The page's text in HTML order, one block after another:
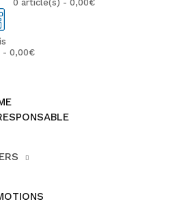
0 article(s) - 0,00€
- 0,00€